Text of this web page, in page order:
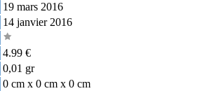
19 mars 2016
14 janvier 2016
4.99 €
0,01 gr
0 cm x 0 cm x 0 cm